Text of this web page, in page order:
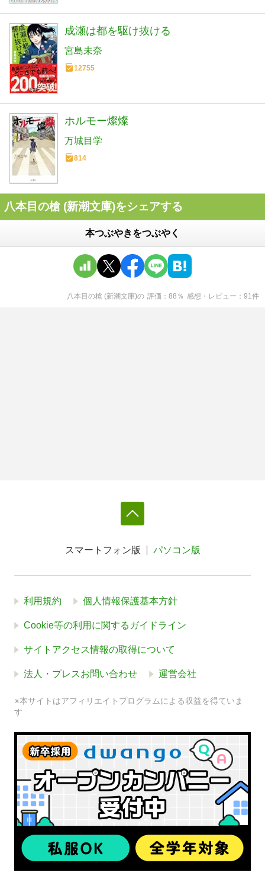
成瀬は都を駆け抜ける
宮島未奈
12755
ホルモー燦燦
万城目学
814
八本目の槍 (新潮文庫)をシェアする
本つぶやきをつぶやく
八本目の槍 (新潮文庫)の 評価 88 ％ 感想・レビュー 91件
スマートフォン版 パソコン版
利用規約 個人情報保護基本方針
Cookie等の利用に関するガイドライン
サイトアクセス情報の取得について
法人・プレスお問い合わせ 運営会社
※本サイトはアフィリエイトプログラムによる収益を得ていま
す